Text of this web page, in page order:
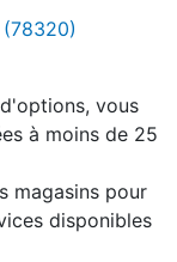
vous
à moins de 25
magasins pour
disponibles